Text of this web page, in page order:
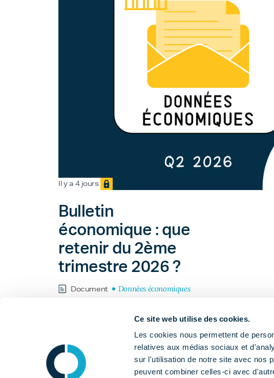
Ce site web utilise des cookies.
Les cookies nous permettent de
relatives aux médias sociaux et
sur l'utilisation de notre site avec nos
peuvent combiner celles-ci avec
Il y a 4 jours
Bulletin
économique : que
retenir du 2ème
trimestre 2026 ?
Document Données économiques